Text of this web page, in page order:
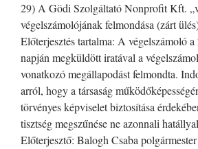
29) A Gödi Szolgáltató Nonprofit Kft.
végelszámolójának felmondása (zárt
Előterjesztés tartalma: A végelszámoló
napján megküldött iratával a
vonatkozó megállapodást felmondta.
arról, hogy a társaság
törvényes képviselet biztosítása
tisztség megszűnése ne azonnali
Előterjesztő: Balogh Csaba polgármester